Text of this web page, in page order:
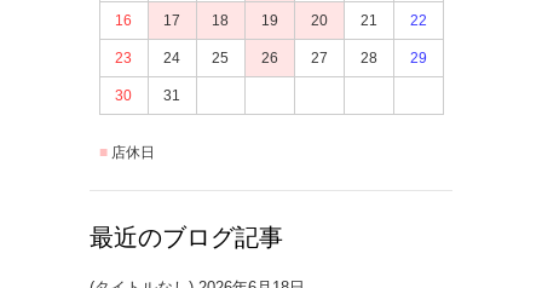
16 17 18 19 20 21 22
23 24 25 26 27 28 29
30 31
店休日
最近のブログ記事